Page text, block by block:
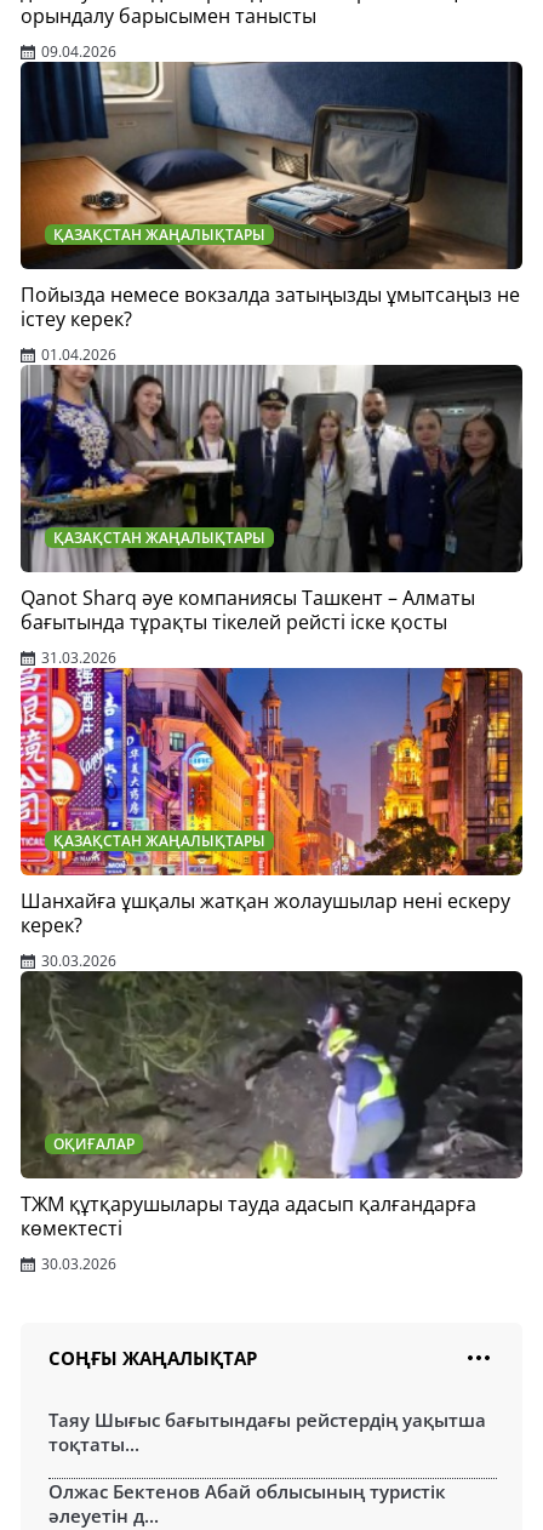
орындалу барысымен танысты
09.04.2026
ҚАЗАҚСТАН ЖАҢАЛЫҚТАРЫ
Пойызда немесе вокзалда затыңызды ұмытсаңыз не
істеу керек?
01.04.2026
ҚАЗАҚСТАН ЖАҢАЛЫҚТАРЫ
Qanot Sharq әуе компаниясы Ташкент – Алматы
бағытында тұрақты тікелей рейсті іске қосты
31.03.2026
ҚАЗАҚСТАН ЖАҢАЛЫҚТАРЫ
Шанхайға ұшқалы жатқан жолаушылар нені ескеру
керек?
30.03.2026
ОҚИҒАЛАР
ТЖМ құтқарушылары тауда адасып қалғандарға
көмектесті
30.03.2026
СОҢҒЫ ЖАҢАЛЫҚТАР
Таяу Шығыс бағытындағы рейстердің уақытша
тоқтаты...
Олжас Бектенов Абай облысының туристік
әлеуетін д...